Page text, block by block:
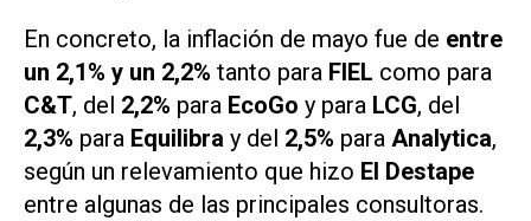
En concreto, la inflación de mayo fue de entre
un 2,1% y un 2,2% tanto para FIEL como para
C&T, del 2,2% para EcoGo y para LCG, del
2,3% para Equilibra y del 2,5% para Analytica,
según un relevamiento que hizo El Destape
entre algunas de las principales consultoras.